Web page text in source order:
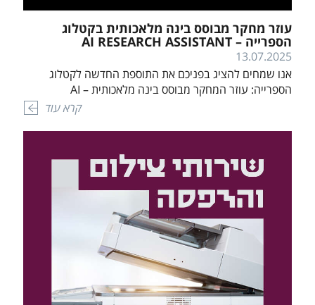
עוזר מחקר מבוסס בינה מלאכותית בקטלוג
הספרייה – AI RESEARCH ASSISTANT
13.07.2025
אנו שמחים להציג בפניכם את התוספת החדשה לקטלוג
הספרייה: עוזר המחקר מבוסס בינה מלאכותית – AI
RESEARCH ASSISTANT. כלי חדשני זה נועד לייעל משימות
במטרה למצוא מידע רלוונטי בצורה יעילה ומהירה. שימו לב!
עוזר המחקר זמין רק באמצעות התחברות עם שם
משתמש וסיסמא של המכללה. […]
קרא עוד